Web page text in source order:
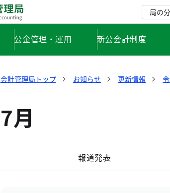
局の
公金管理・運用 新公会計制度
会計管理局トップ お知らせ 更新情報
7月
報道発表